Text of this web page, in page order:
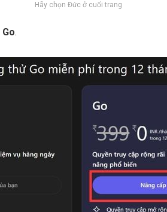
Hãy chọn Đức ở cuối trang
.